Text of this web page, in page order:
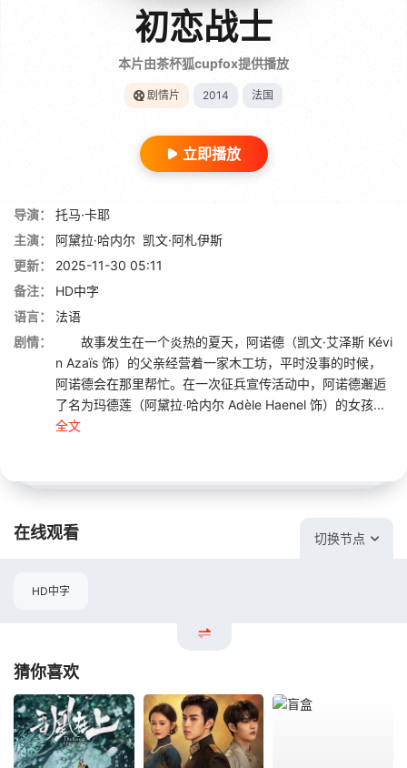
初恋战士
本片由茶杯狐cupfox提供播放
剧情片 2014 法国
立即播放
导演：
托马·卡耶
主演：
阿黛拉·哈内尔 凯文·阿札伊斯
更新：
2025-11-30 05:11
备注：
HD中字
语言：
法语
剧情：
故事发生在一个炎热的夏天，阿诺德（凯文·艾泽斯 Kévi
n Azaïs 饰）的父亲经营着一家木工坊，平时没事的时候，
阿诺德会在那里帮忙。在一次征兵宣传活动中，阿诺德邂逅
了名为玛德莲（阿黛拉·哈内尔 Adèle Haenel 饰）的女孩...
全文
在线观看 切换节点
HD中字
猜你喜欢